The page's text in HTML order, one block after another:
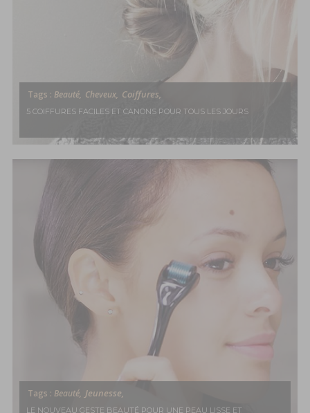
Tags : Beauté, Cheveux, Coiffures,
5 COIFFURES FACILES ET CANONS POUR TOUS LES JOURS
Tags : Beauté, Jeunesse,
LE NOUVEAU GESTE BEAUTÉ POUR UNE PEAU LISSE ET